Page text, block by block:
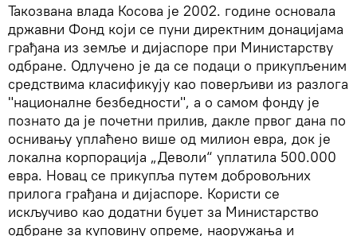
Такозвана влада Косова је 2002. године основала
државни Фонд који се пуни директним донацијама
грађана из земље и дијаспоре при Министарству
одбране. Одлучено је да се подаци о прикупљеним
средствима класификују као поверљиви из разлога
"националне безбедности", а о самом фонду је
познато да је почетни прилив, дакле првог дана по
оснивању уплаћено више од милион евра, док је
локална корпорација „Деволи“ уплатила 500.000
евра. Новац се прикупља путем добровољних
прилога грађана и дијаспоре. Користи се
искључиво као додатни буџет за Министарство
одбране за куповину опреме, наоружања и